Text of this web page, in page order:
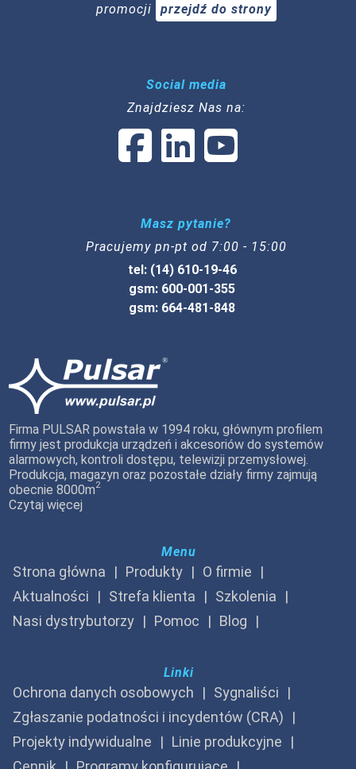
promocji
przejdź do strony
Social media
Znajdziesz Nas na:
Masz pytanie?
Pracujemy pn-pt od 7:00 - 15:00
tel: (14) 610-19-46
gsm: 600-001-355
gsm: 664-481-848
Firma PULSAR powstała w 1994 roku, głównym profilem
firmy jest produkcja urządzeń i akcesoriów do systemów
alarmowych, kontroli dostępu, telewizji przemysłowej.
Produkcja, magazyn oraz pozostałe działy firmy zajmują
obecnie 8000m2
Czytaj więcej
Menu
Strona główna Produkty
O firmie
Aktualności
Strefa klienta
Szkolenia
Nasi dystrybutorzy
Pomoc Blog
Linki
Ochrona danych osobowych
Sygnaliści
Zgłaszanie podatności i incydentów (CRA)
Projekty indywidualne
Linie produkcyjne